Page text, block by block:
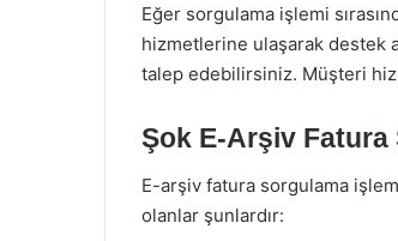
Eğer sorgulama işlemi
hizmetlerine ulaşarak destek
talep edebilirsiniz. Müşteri
Şok E-Arşiv Fatura
E-arşiv fatura sorgulama
olanlar şunlardır: